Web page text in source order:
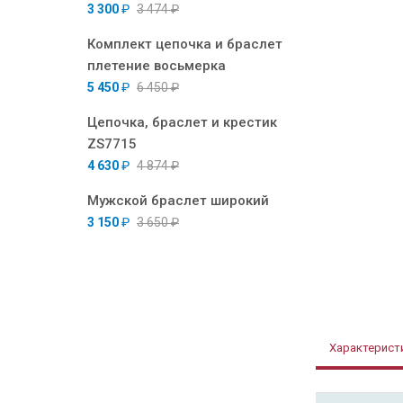
3 300₽ 3 474₽
Комплект цепочка и браслет
плетение восьмерка
5 450₽ 6 450₽
Цепочка, браслет и крестик
ZS7715
4 630₽ 4 874₽
Мужской браслет широкий
3 150₽ 3 650₽